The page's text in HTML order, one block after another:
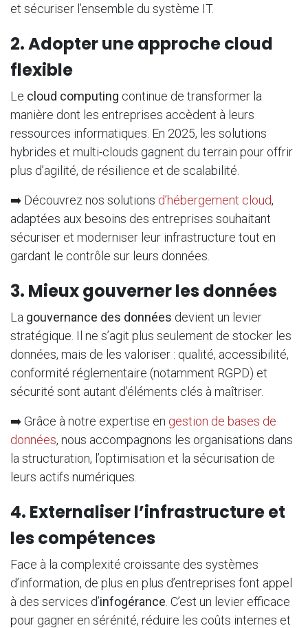
et sécuriser l’ensemble du système IT.
2. Adopter une approche cloud
flexible
Le cloud computing continue de transformer la
manière dont les entreprises accèdent à leurs
ressources informatiques. En 2025, les solutions
hybrides et multi-clouds gagnent du terrain pour offrir
plus d’agilité, de résilience et de scalabilité.
➡️ Découvrez nos solutions d’hébergement cloud,
adaptées aux besoins des entreprises souhaitant
sécuriser et moderniser leur infrastructure tout en
gardant le contrôle sur leurs données.
3. Mieux gouverner les données
La gouvernance des données devient un levier
stratégique. Il ne s’agit plus seulement de stocker les
données, mais de les valoriser : qualité, accessibilité,
conformité réglementaire (notamment RGPD) et
sécurité sont autant d’éléments clés à maîtriser.
➡️ Grâce à notre expertise en gestion de bases de
données, nous accompagnons les organisations dans
la structuration, l’optimisation et la sécurisation de
leurs actifs numériques.
4. Externaliser l’infrastructure et
les compétences
Face à la complexité croissante des systèmes
d’information, de plus en plus d’entreprises font appel
à des services d’infogérance . C’est un levier efficace
pour gagner en sérénité, réduire les coûts internes et